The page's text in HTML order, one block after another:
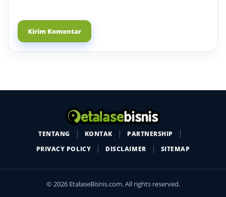
TENTANG KONTAK
PARTNERSHIP
PRIVACY POLICY
DISCLAIMER SITEMAP
© 2026 EtalaseBisnis.com. All rights reserved.